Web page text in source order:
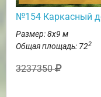
№154 Каркасный
Размер: 8х9 м
Общая площадь: 722
3237350